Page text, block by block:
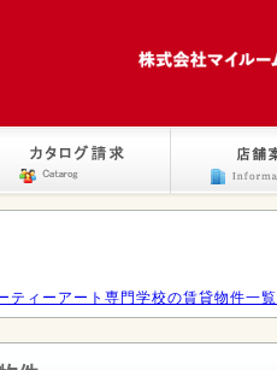
ティーアート専門学校の賃貸物件一覧